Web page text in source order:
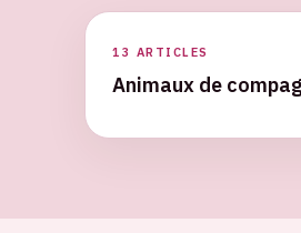
13 ARTICLES
Animaux de